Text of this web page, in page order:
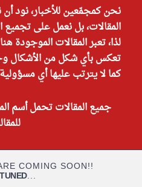
نحن كمجمّعين للأخبار، نود
المقالات، بل نعمل على
لذا، تعبر المقالات الموجودة
تعكس بأي شكل من الأشكال
كما لا يترتب عليها أي
جميع المقالات تحمل أسم
COMING SOON!!
...